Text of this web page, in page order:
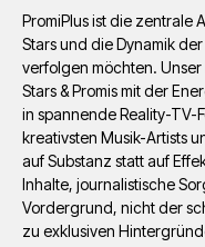
PromiPlus ist die zentrale
Stars und die Dynamik
verfolgen möchten.
Stars & Promis mit der
in spannende Reality-TV-
kreativsten Musik-Artists
auf Substanz statt auf
Inhalte, journalistische
Vordergrund, nicht der
zu exklusiven